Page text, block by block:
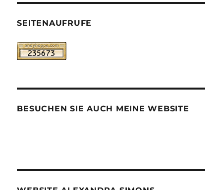
SEITENAUFRUFE
BESUCHEN SIE AUCH MEINE WEBSITE